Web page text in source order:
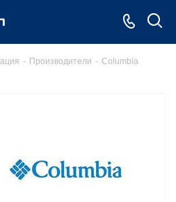
- Производители - Columbia